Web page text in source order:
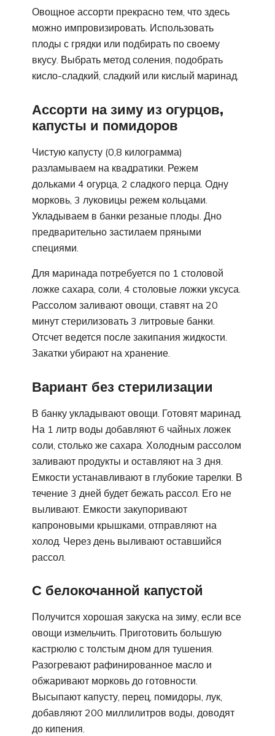
Овощное ассорти прекрасно тем, что здесь
можно импровизировать. Использовать
плоды с грядки или подбирать по своему
вкусу. Выбрать метод соления, подобрать
кисло-сладкий, сладкий или кислый маринад.
Ассорти на зиму из огурцов,
капусты и помидоров
Чистую капусту (0,8 килограмма)
разламываем на квадратики. Режем
дольками 4 огурца, 2 сладкого перца. Одну
морковь, 3 луковицы режем кольцами.
Укладываем в банки резаные плоды. Дно
предварительно застилаем пряными
специями.
Для маринада потребуется по 1 столовой
ложке сахара, соли, 4 столовые ложки уксуса.
Рассолом заливают овощи, ставят на 20
минут стерилизовать 3 литровые банки.
Отсчет ведется после закипания жидкости.
Закатки убирают на хранение.
Вариант без стерилизации
В банку укладывают овощи. Готовят маринад.
На 1 литр воды добавляют 6 чайных ложек
соли, столько же сахара. Холодным рассолом
заливают продукты и оставляют на 3 дня.
Емкости устанавливают в глубокие тарелки. В
течение 3 дней будет бежать рассол. Его не
выливают. Емкости закупоривают
капроновыми крышками, отправляют на
холод. Через день выливают оставшийся
рассол.
С белокочанной капустой
Получится хорошая закуска на зиму, если все
овощи измельчить. Приготовить большую
кастрюлю с толстым дном для тушения.
Разогревают рафинированное масло и
обжаривают морковь до готовности.
Высыпают капусту, перец, помидоры, лук,
добавляют 200 миллилитров воды, доводят
до кипения.